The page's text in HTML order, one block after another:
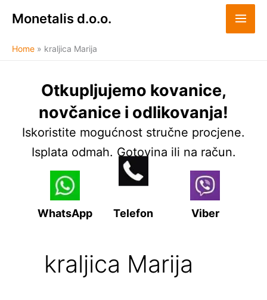
Monetalis d.o.o.
Home kraljica Marija
Otkupljujemo kovanice,
novčanice i odlikovanja!
Iskoristite mogućnost stručne procjene.
Isplata odmah. Gotovina ili na račun.
WhatsApp Viber
Telefon
kraljica Marija